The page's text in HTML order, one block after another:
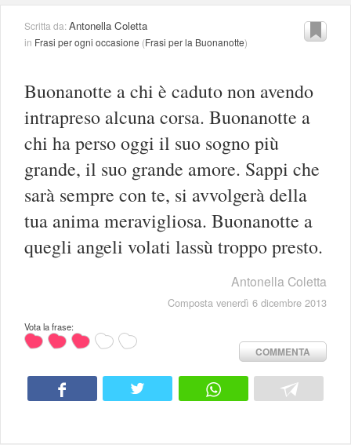
Scritta da:Antonella Coletta
in Frasi per ogni occasione (Frasi per la Buonanotte)
Buonanotte a chi è caduto non avendo
intrapreso alcuna corsa. Buonanotte a
chi ha perso oggi il suo sogno più
grande, il suo grande amore. Sappi che
sarà sempre con te, si avvolgerà della
tua anima meravigliosa. Buonanotte a
quegli angeli volati lassù troppo presto.
Antonella Coletta
Composta venerdì 6 dicembre 2013
Vota la frase:
COMMENTA